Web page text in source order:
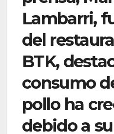
Lambarri,
del
BTK,
consumo
pollo ha
debido a su